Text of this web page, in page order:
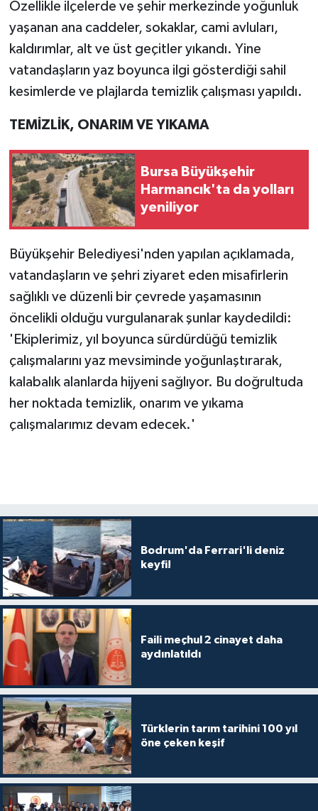
Özellikle ilçelerde ve şehir merkezinde yoğunluk
yaşanan ana caddeler, sokaklar, cami avluları,
kaldırımlar, alt ve üst geçitler yıkandı. Yine
vatandaşların yaz boyunca ilgi gösterdiği sahil
kesimlerde ve plajlarda temizlik çalışması yapıldı.
TEMİZLİK, ONARIM VE YIKAMA
Bursa Büyükşehir
Harmancık'ta da yolları
yeniliyor
Büyükşehir Belediyesi'nden yapılan açıklamada,
vatandaşların ve şehri ziyaret eden misafirlerin
sağlıklı ve düzenli bir çevrede yaşamasının
öncelikli olduğu vurgulanarak şunlar kaydedildi:
'Ekiplerimiz, yıl boyunca sürdürdüğü temizlik
çalışmalarını yaz mevsiminde yoğunlaştırarak,
kalabalık alanlarda hijyeni sağlıyor. Bu doğrultuda
her noktada temizlik, onarım ve yıkama
çalışmalarımız devam edecek.'
Bodrum'da Ferrari'li deniz
keyfi!
Faili meçhul 2 cinayet daha
aydınlatıldı
Türklerin tarım tarihini 100 yıl
öne çeken keşif